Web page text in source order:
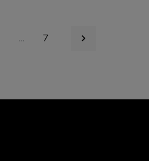
… 7 Następny
